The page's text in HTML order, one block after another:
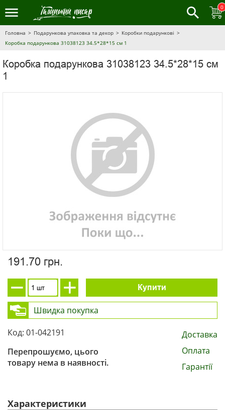
0
Головна Подарункова упаковка та декор
Коробки подарункові
Коробка подарункова 31038123 34.5*28*15 см 1
Коробка подарункова 31038123 34.5*28*15 см
1
191.70 грн.
Купити
Швидка покупка
Код: 01-042191
Перепрошуємо, цього
товару нема в наявності.
Доставка
Оплата
Гарантії
Характеристики